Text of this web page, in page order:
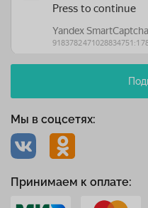
Мы в соцсетях:
Принимаем к оплате: